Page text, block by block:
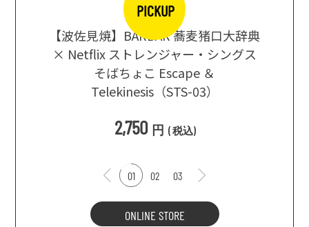
PICKUP
【波佐見焼】BARBAR 蕎麦猪口大辞典
× Netflix ストレンジャー・シングス
そばちょこ Escape ＆
Telekinesis（STS-03）
2,750 円 (税込)
01 02 03
ONLINE STORE